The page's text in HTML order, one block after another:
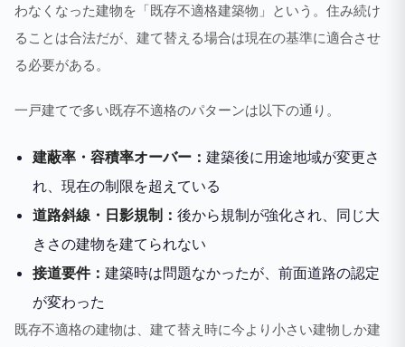
わなくなった建物を「既存不適格建築物」という。住み続け
ることは合法だが、建て替える場合は現在の基準に適合させ
る必要がある。
一戸建てで多い既存不適格のパターンは以下の通り。
建蔽率・容積率オーバー： 建築後に用途地域が変更さ
れ、現在の制限を超えている
道路斜線・日影規制： 後から規制が強化され、同じ大
きさの建物を建てられない
接道要件： 建築時は問題なかったが、前面道路の認定
が変わった
既存不適格の建物は、建て替え時に今より小さい建物しか建